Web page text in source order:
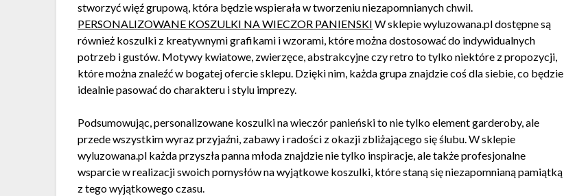
stworzyć więź grupową, która będzie wspierała w tworzeniu niezapomnianych chwil.
PERSONALIZOWANE KOSZULKI NA WIECZOR PANIENSKI W sklepie wyluzowana.pl dostępne są
również koszulki z kreatywnymi grafikami i wzorami, które można dostosować do indywidualnych
potrzeb i gustów. Motywy kwiatowe, zwierzęce, abstrakcyjne czy retro to tylko niektóre z propozycji,
które można znaleźć w bogatej ofercie sklepu. Dzięki nim, każda grupa znajdzie coś dla siebie, co będzie
idealnie pasować do charakteru i stylu imprezy.
Podsumowując, personalizowane koszulki na wieczór panieński to nie tylko element garderoby, ale
przede wszystkim wyraz przyjaźni, zabawy i radości z okazji zbliżającego się ślubu. W sklepie
wyluzowana.pl każda przyszła panna młoda znajdzie nie tylko inspiracje, ale także profesjonalne
wsparcie w realizacji swoich pomysłów na wyjątkowe koszulki, które staną się niezapomnianą pamiątką
z tego wyjątkowego czasu.